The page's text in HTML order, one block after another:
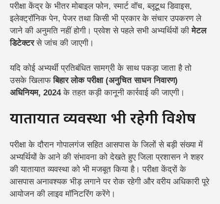
परीक्षा केंद्र के भीतर मोबाइल फोन, स्मार्ट वॉच, ब्लूटूथ डिवाइस,
इलेक्ट्रॉनिक पेन, पेजर तथा किसी भी प्रकार के संचार उपकरण ले
जाने की अनुमति नहीं होगी। प्रवेश से पहले सभी अभ्यर्थियों कीमेटल
डिटेक्टरसे जांच की जाएगी।
यदि कोई अभ्यर्थी प्रतिबंधित सामग्री के साथ पकड़ा जाता है तो
उसके खिलाफबिहार लोक परीक्षा (अनुचित साधन निवारण)
अधिनियम, 2024के तहत कड़ी कानूनी कार्रवाई की जाएगी।
यातायात व्यवस्था भी रहेगी विशेष
परीक्षा के दौरान गोपालगंज सहित आसपास के जिलों से बड़ी संख्या में
अभ्यर्थियों के आने की संभावना को देखते हुए जिला प्रशासन ने शहर
की यातायात व्यवस्था को भी मजबूत किया है। परीक्षा केंद्रों के
आसपास अनावश्यक भीड़ लगाने पर रोक रहेगी और वरीय अधिकारी पूरे
आयोजन की लाइव मॉनिटरिंग करेंगे।